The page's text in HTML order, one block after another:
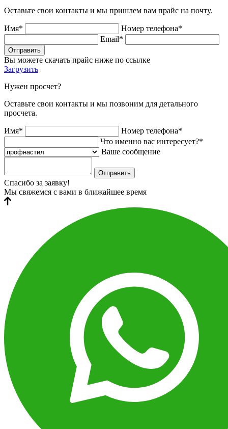
Оставьте свои контакты и мы пришлем вам прайс на почту.
Имя*
Номер телефона*
Email*
Отправить
Вы можете скачать прайс ниже по ссылке
Загрузить
Нужен просчет?
Оставьте свои контакты и мы позвоним для детального
просчета.
Имя*
Номер телефона*
Что именно вас интересует?*
Ваше сообщение
Отправить
Спасибо за заявку!
Мы свяжемся с вами в ближайшее время